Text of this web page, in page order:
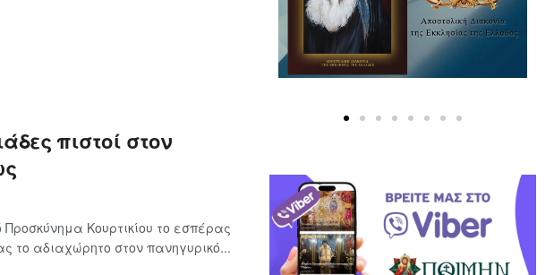
πιστοί στον
Κουρτικίου το εσπέρας
το αδιαχώρητο στον πανηγυρικό...